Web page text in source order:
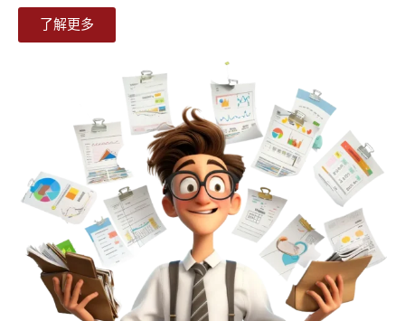
了解更多